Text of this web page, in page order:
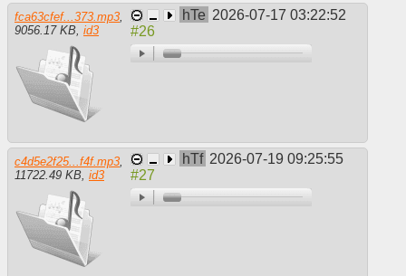
fca63cfef...373.mp3,
9056.17 KB, id3
hTe 2026-07-17 03:22:52
c4d5e2f25...f4f.mp3
11722.49 KB id3
hTf 2026-07-19 09:25:55